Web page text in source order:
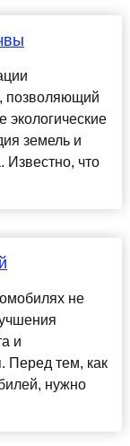
позволяющий
земель и
Известно, что
не
и
Перед тем, как
нужно